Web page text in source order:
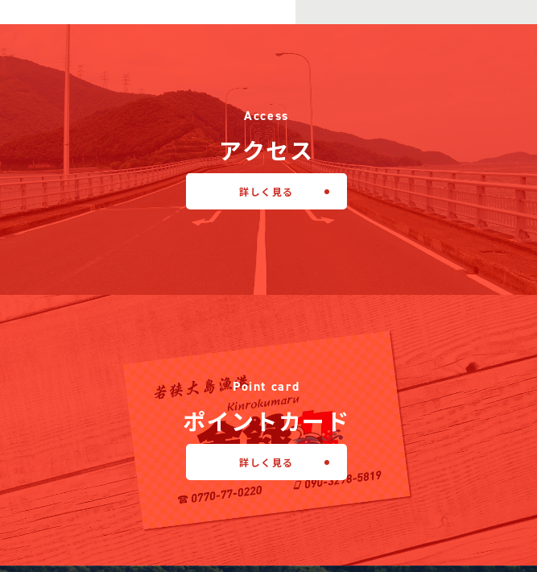
Access
アクセス
詳しく見る
Point card
ポイントカード
詳しく見る